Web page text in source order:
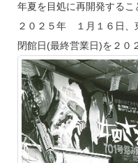
年夏を目処に再開発するこ
２０２５年 １月１６日、
閉館日(最終営業日)を２０